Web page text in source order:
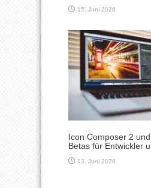
15. Juni 2026
Icon Composer 2
Betas für Entwickler
13. Juni 2026